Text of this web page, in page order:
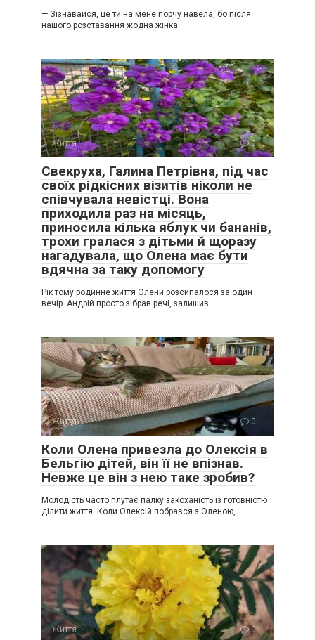
— Зізнавайся, це ти на мене порчу навела, бо після
нашого розставання жодна жінка
Життя 0
Свекруха, Галина Петрівна, під час
своїх рідкісних візитів ніколи не
співчувала невістці. Вона
приходила раз на місяць,
приносила кілька яблук чи бананів,
трохи гралася з дітьми й щоразу
нагадувала, що Олена має бути
вдячна за таку допомогу
Рік тому родинне життя Олени розсипалося за один
вечір. Андрій просто зібрав речі, залишив
Життя 0
Коли Олена привезла до Олексія в
Бельгію дітей, він її не впізнав.
Невже це він з нею таке зробив?
Молодість часто плутає палку закоханість із готовністю
ділити життя. Коли Олексій побрався з Оленою,
Життя 0